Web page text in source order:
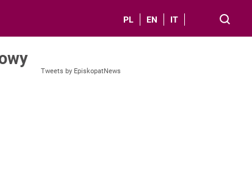
PL EN IT
Tweets by EpiskopatNews